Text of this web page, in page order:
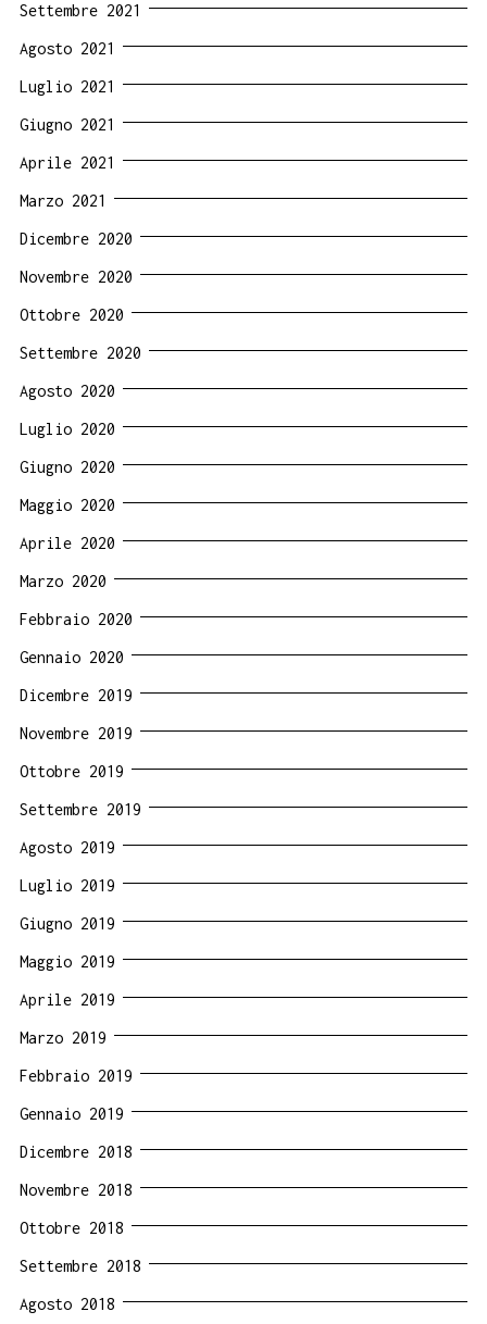
Settembre 2021
Agosto 2021
Luglio 2021
Giugno 2021
Aprile 2021
Marzo 2021
Dicembre 2020
Novembre 2020
Ottobre 2020
Settembre 2020
Agosto 2020
Luglio 2020
Giugno 2020
Maggio 2020
Aprile 2020
Marzo 2020
Febbraio 2020
Gennaio 2020
Dicembre 2019
Novembre 2019
Ottobre 2019
Settembre 2019
Agosto 2019
Luglio 2019
Giugno 2019
Maggio 2019
Aprile 2019
Marzo 2019
Febbraio 2019
Gennaio 2019
Dicembre 2018
Novembre 2018
Ottobre 2018
Settembre 2018
Agosto 2018